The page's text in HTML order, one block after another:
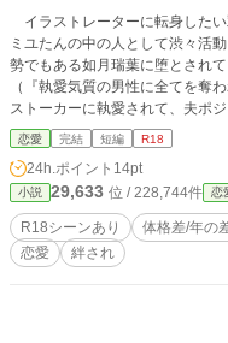
イラストレーターに転身した
ミユたんの中の人として渋々活
勢でもある如月瑞葉に堕とされていくだけのお
（『執愛気質の男性に全てを
ストーカーに執愛されて、夫ポ
○同人誌とかボイスドラマみたいな雰囲気かと。
を奪われるだけのお話』と同系
ですけど。
恋愛 完結 短編 R18
24h.ポイント 14pt
小説 29,633 位 / 228,744件 恋
R18シーンあり 体格差/年の
恋愛
絆され